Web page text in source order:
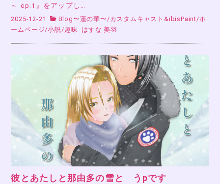
～ ep.1』をアップし…
2025-12-21 Blog〜蓮の華〜/カスタムキャスト&ibisPaint/ホ
ームページ/小説/趣味 はすな 美羽
彼とあたしと那由多の雪と うpです